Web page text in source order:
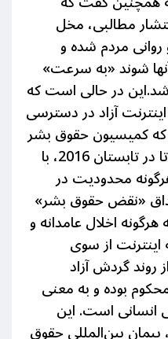
مطالبی، مخل
مردم شده و
شوند «به سرعت»
.این در حالی است که
آزاد در دسترسی
کمیسیون حقوق بشر
سازمان ملل را بر آن داشت تا در تابستان 2016، با
محدودیت در
«نقض حقوق بشر»
اخلال عامدانه و
اینترنت از سوی
روند گردش آزاد
بوده و به معنی
انسانی است. این
قطعنامه مستند به ماده 19، پیمان بین‌المللی حقوق